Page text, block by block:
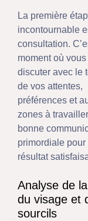
La première
incontournable
consultation.
moment où
discuter avec le
de vos attentes,
préférences et
zones à
bonne
primordiale pour
résultat
Analyse de
du visage et
sourcils